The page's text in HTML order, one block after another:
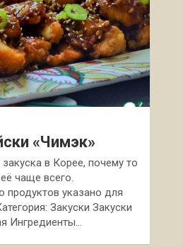
«Чимэк»
в Корее, почему то
чаще всего.
продуктов указано для
Закуски Закуски
Ингредиенты…